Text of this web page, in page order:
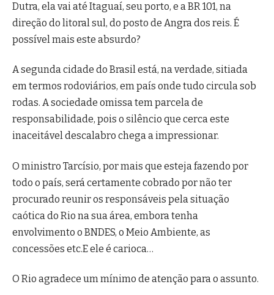
Dutra, ela vai até Itaguaí, seu porto, e a BR 101, na
direção do litoral sul, do posto de Angra dos reis. É
possível mais este absurdo?
A segunda cidade do Brasil está, na verdade, sitiada
em termos rodoviários, em país onde tudo circula sob
rodas. A sociedade omissa tem parcela de
responsabilidade, pois o silêncio que cerca este
inaceitável descalabro chega a impressionar.
O ministro Tarcísio, por mais que esteja fazendo por
todo o país, será certamente cobrado por não ter
procurado reunir os responsáveis pela situação
caótica do Rio na sua área, embora tenha
envolvimento o BNDES, o Meio Ambiente, as
concessões etc.E ele é carioca…
O Rio agradece um mínimo de atenção para o assunto.